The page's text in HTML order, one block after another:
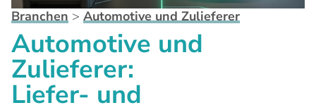
Branchen > Automotive und Zulieferer
Automotive und
Zulieferer:
Liefer- und